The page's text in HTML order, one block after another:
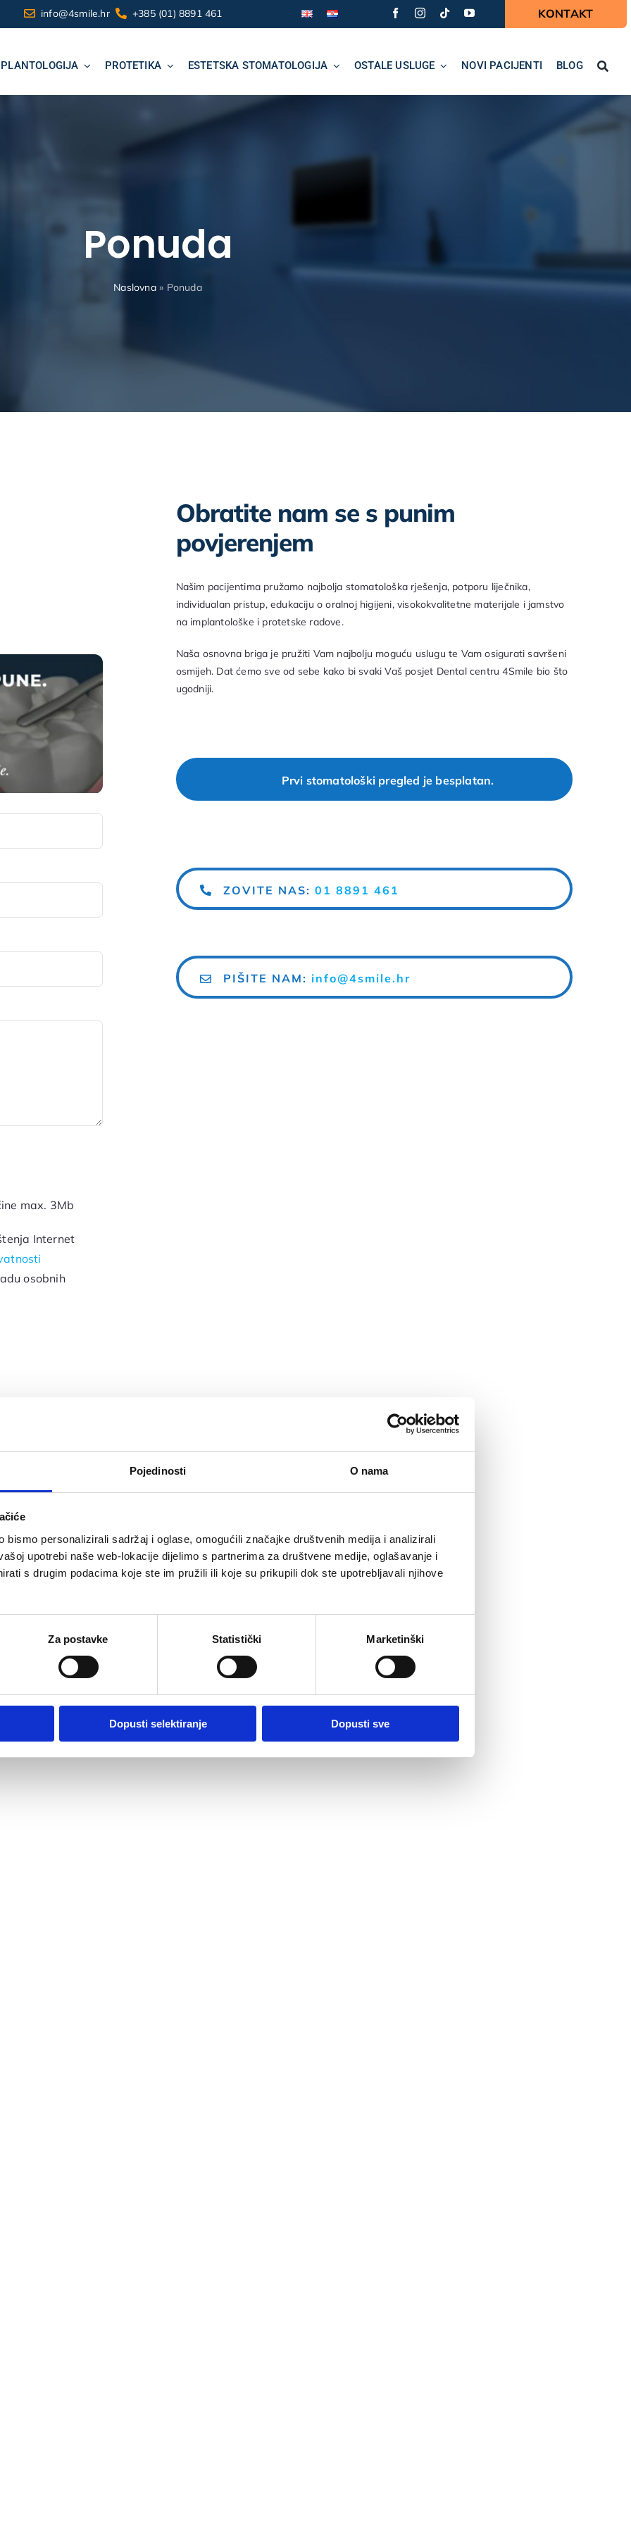
Pojedinosti O nama
bismo personalizirali sadržaj i oglase, omogućili značajke društvenih medija i analizirali
upotrebi naše web-lokacije dijelimo s partnerima za društvene medije, oglašavanje i
s drugim podacima koje ste im pružili ili koje su prikupili dok ste upotrebljavali njihove
Za postavke Statistički Marketinški
Dopusti selektiranje Dopusti sve
info@4smile.hr +385 (01) 8891 461 KONTAKT
PROTETIKA ESTETSKA STOMATOLOGIJA OSTALE USLUGE NOVI PACIJENTI BLOG
Ponuda
Naslovna» Ponuda
max. 3Mb
Internet
osobnih
Obratite nam se s punim
povjerenjem
Našim pacijentima pružamo najbolja stomatološka rješenja, potporu liječnika,
individualan pristup, edukaciju o oralnoj higijeni, visokokvalitetne materijale i jamstvo
na implantološke i protetske radove.
Naša osnovna briga je pružiti Vam najbolju moguću uslugu te Vam osigurati savršeni
osmijeh. Dat ćemo sve od sebe kako bi svaki Vaš posjet Dental centru 4Smile bio što
ugodniji.
Prvi stomatološki pregled je besplatan.
ZOVITE NAS: 01 8891 461
PIŠITE NAM: info@4smile.hr
je samo jedna šansa.
medicine u Hrvatkoj i svijetu. Razmjena znanja i